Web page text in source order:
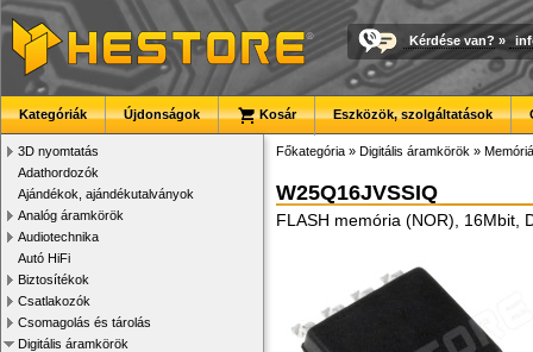
Kérdése van? »
Kategóriák Újdonságok Kosár Eszközök, szolgáltatások
3D nyomtatás
Adathordozók
Ajándékok, ajándékutalványok
Analóg áramkörök
Audiotechnika
Autó HiFi
Biztosítékok
Csatlakozók
Csomagolás és tárolás
Digitális áramkörök
Főkategória » Digitális áramkörök »
W25Q16JVSSIQ
FLASH memória (NOR), 16Mbit,